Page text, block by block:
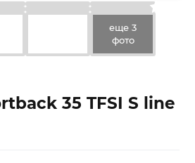
еще 3
фото
35 TFSI S line